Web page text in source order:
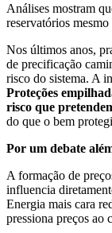
Análises mostram
reservatórios
Nos últimos anos,
de precificação
risco do sistema. A
Proteções
risco que
do que o bem
Por um debate
A formação de
influencia
Energia mais cara
pressiona preços ao